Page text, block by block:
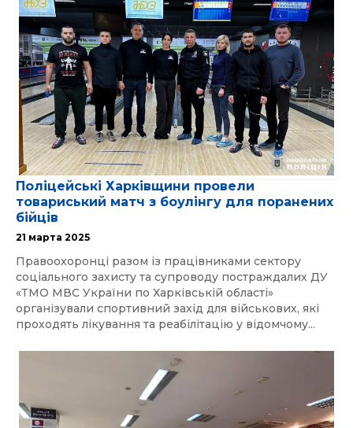
Поліцейські Харківщини провели
товариський матч з боулінгу для поранених
бійців
21 марта 2025
Правоохоронці разом із працівниками сектору
соціального захисту та супроводу постраждалих ДУ
«ТМО МВС України по Харківській області»
організували спортивний захід для військових, які
проходять лікування та реабілітацію у відомчому...